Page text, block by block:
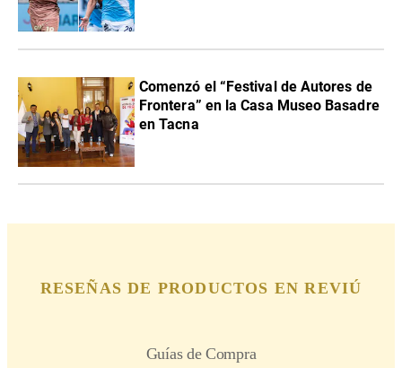
Comenzó el “Festival de Autores de
Frontera” en la Casa Museo Basadre
en Tacna